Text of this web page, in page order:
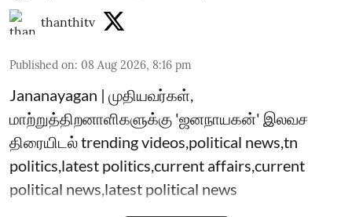
thanthitv
Published on: 08 Aug 2026, 8:16 pm
Jananayagan | முதியவர்கள்,
மாற்றுத்திறனாளிகளுக்கு 'ஜனநாயகன்' இலவச
திரையிடல் trending videos,political news,tn
politics,latest politics,current affairs,current
political news,latest political news